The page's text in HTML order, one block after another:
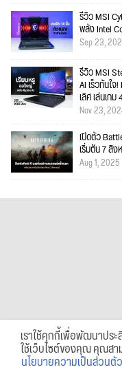
รีวิว MSI
พลัง Intel
Sep 23,
รีวิว MSI
AI เร็วทันใ
เลิศ เล่นเกม
Nov 23,
เปิดตัว
เริ่มต้น 7 สิ
Aug 1, 2025
เราใช้คุกกี้เพื่อพัฒนาปร
ใช้เว็บไซต์ของคุณ คุณสา
นโยบายความเป็นส่วนตัว